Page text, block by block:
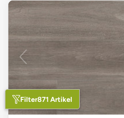
Filter871 Artikel